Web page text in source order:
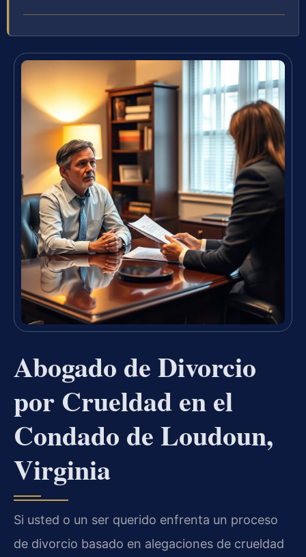
Abogado de Divorcio
por Crueldad en el
Condado de Loudoun,
Virginia
Si usted o un ser querido enfrenta un proceso
de divorcio basado en alegaciones de crueldad